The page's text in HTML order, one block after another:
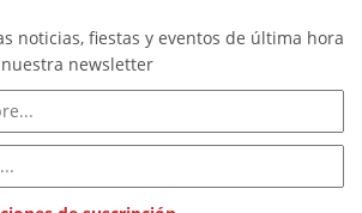
noticias, fiestas y eventos de última hora
newsletter